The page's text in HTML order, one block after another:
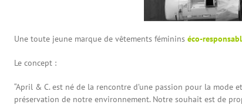
Une toute jeune marque de vêtements fémininséco-
Le concept :
“April & C. est né de la rencontre d’une passion pour la mode
préservation de notre environnement. Notre souhait est de